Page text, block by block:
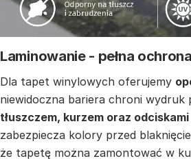
Laminowanie - pełna ochrona
Dla tapet winylowych oferujemy
niewidoczna bariera chroni wydruk
tłuszczem, kurzem oraz
zabezpiecza kolory przed
że tapetę można zamontować w